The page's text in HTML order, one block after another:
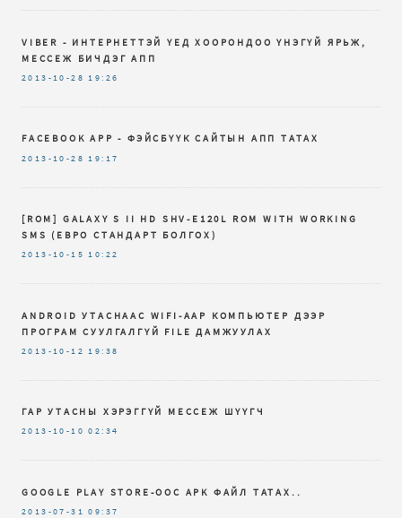
VIBER - ИНТЕРНЕТТЭЙ ҮЕД ХООРОНДОО ҮНЭГҮЙ ЯРЬЖ,
МЕССЕЖ БИЧДЭГ АПП
2013-10-28 19:26
FACEBOOK APP - ФЭЙСБҮҮК САЙТЫН АПП ТАТАХ
2013-10-28 19:17
[ROM] GALAXY S II HD SHV-E120L ROM WITH WORKING
SMS (ЕВРО СТАНДАРТ БОЛГОХ)
2013-10-15 10:22
ANDROID УТАСНААС WIFI-ААР КОМПЬЮТЕР ДЭЭР
ПРОГРАМ СУУЛГАЛГҮЙ FILE ДАМЖУУЛАХ
2013-10-12 19:38
ГАР УТАСНЫ ХЭРЭГГҮЙ МЕССЕЖ ШҮҮГЧ
2013-10-10 02:34
GOOGLE PLAY STORE-ООС APK ФАЙЛ ТАТАХ..
2013-07-31 09:37